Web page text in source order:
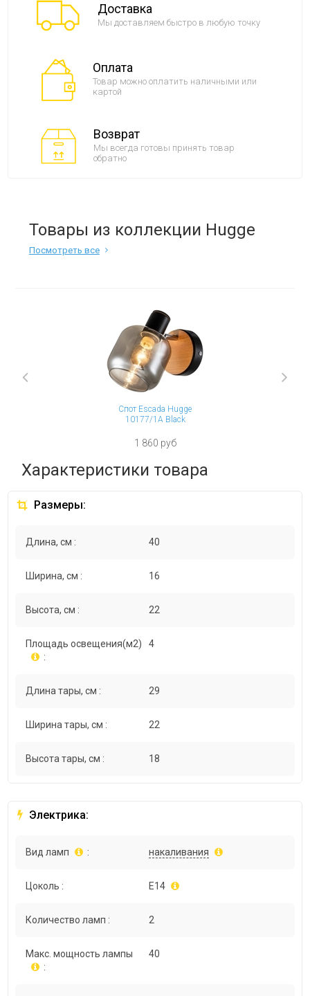
Доставка
Мы доставляем быстро в любую точку
Оплата
Товар можно оплатить наличными или
картой
Возврат
Мы всегда готовы принять товар
обратно
Товары из коллекции Hugge
Посмотреть все
Спот Escada Hugge
10177/1A Black
1 860 руб
Характеристики товара
Размеры:
Длина, см : 40
Ширина, см : 16
Высота, см : 22
Площадь освещения(м2)
:
4
Длина тары, см : 29
Ширина тары, см : 22
Высота тары, см : 18
Электрика:
Вид ламп : накаливания
Цоколь : E14
Количество ламп : 2
Макс. мощность лампы
:
40